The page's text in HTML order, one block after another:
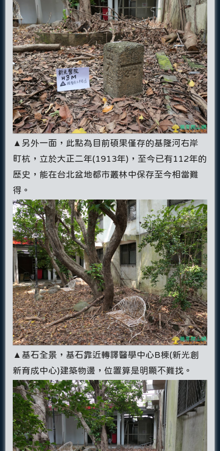
▲另外一面，此點為目前碩果僅存的基隆河右岸
町杭，立於大正二年(1913年)，至今已有112年的
歷史，能在台北盆地都市叢林中保存至今相當難
得。
▲基石全景，基石靠近轉譯醫學中心B棟(新光創
新育成中心)建築物邊，位置算是明顯不難找。